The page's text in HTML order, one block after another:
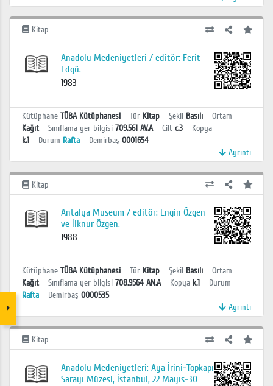
Kitap
Anadolu Medeniyetleri / editör: Ferit
Edgü.
1983
Kütüphane TÜBA Kütüphanesi Tür Kitap Şekil Basılı
Ortam
Kağıt
Sınıflama yer bilgisi 709.561 AV.A Cilt c.3
Kopya
k.1
Durum Rafta Demirbaş 0001654
Ayrıntı
Kitap
Antalya Museum / editör: Engin Özgen
ve İlknur Özgen.
1988
Kütüphane TÜBA Kütüphanesi Tür Kitap Şekil Basılı
Ortam
Kağıt
Sınıflama yer bilgisi 708.9564 AN.A Kopya k.1
Durum
Rafta
Demirbaş 0000535
Ayrıntı
Kitap
Anadolu Medeniyetleri: Aya İrini-Topkapı
Sarayı Müzesi, İstanbul, 22 Mayıs-30